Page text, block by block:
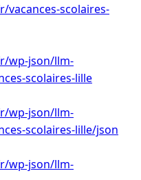
scolaires-
wp-json/llm-
scolaires-lille
wp-json/llm-
scolaires-lille/json
wp-json/llm-